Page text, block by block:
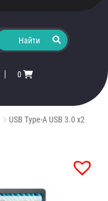
0
USB Type-A USB 3.0 x2